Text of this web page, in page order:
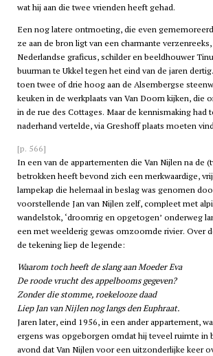
wat hij aan die twee vrienden heeft gehad.
Een nog latere ontmoeting, die even
ze aan de bron ligt van een charmante
Nederlandse graficus, schilder en beeldhouwer
buurman te Ukkel tegen het eind van de jaren
toen twee of drie hoog aan de Alsembergse
keuken in de werkplaats van Van Doorn kijken, die
in de rue des Cottages. Maar de kennismaking had
naderhand vertelde, via Greshoff plaats moeten
[p. 566]
In een van de appartementen die Van Nijlen na de
betrokken heeft bevond zich een merkwaardige,
lampekap die helemaal in beslag was genomen
voorstellende Jan van Nijlen zelf, compleet met
wandelstok, ‘droomrig en opgetogen’ onderweg
een met weelderig gewas omzoomde rivier. Over
de tekening liep de legende:
Waarom toch heeft de slang aan Moeder Eva
De roode vrucht des appelbooms gegeven?
Zonder die stomme, roekelooze daad
Liep Jan van Nijlen nog langs den Euphraat.
Jaren later, eind 1956, in een ander appartement,
ergens was opgeborgen omdat hij teveel ruimte in
avond dat Van Nijlen voor een uitzonderlijke keer